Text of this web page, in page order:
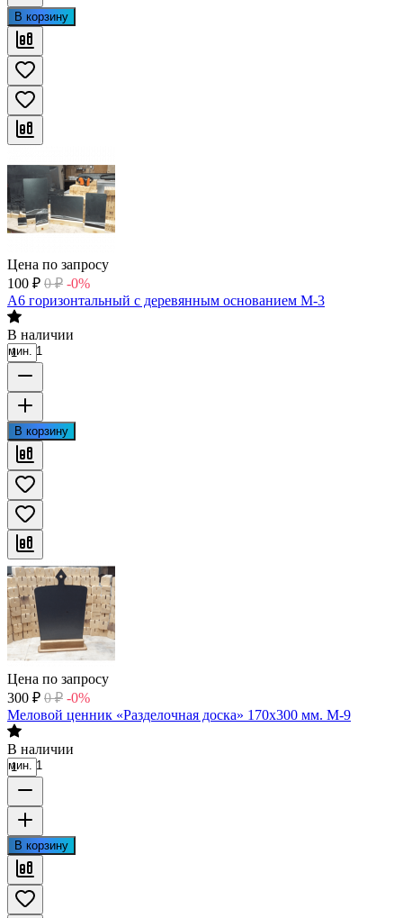
В корзину
Цена по запросу
100 ₽ 0 ₽ -0%
А6 горизонтальный с деревянным основанием М-3
В наличии
мин. 1
В корзину
Цена по запросу
300 ₽ 0 ₽ -0%
Меловой ценник «Разделочная доска» 170х300 мм. М-9
В наличии
мин. 1
В корзину